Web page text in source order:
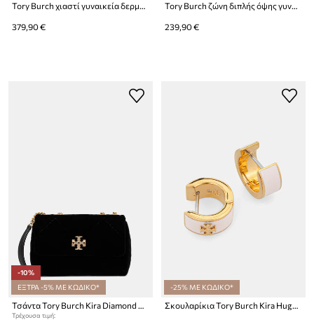
Tory Burch χιαστί γυναικεία δερμάτινη Romy
379,90 €
Tory Burch ζώνη διπλής όψης γυναικεία δερμάτινη
239,90 €
-10%
ΕΞΤΡΑ -5% ΜΕ ΚΩΔΙΚΟ*
Τρέχουσα τιμή:
-25% ΜΕ ΚΩΔΙΚΟ*